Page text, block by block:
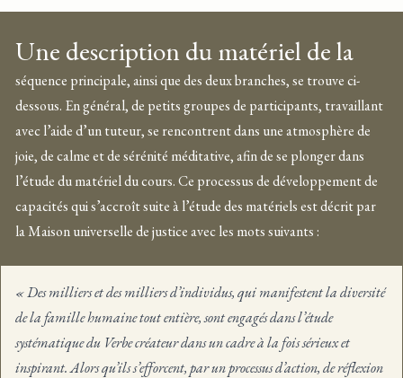
Une description du matériel de la
séquence principale, ainsi que des deux branches, se trouve ci-
dessous. En général, de petits groupes de participants, travaillant
avec l’aide d’un tuteur, se rencontrent dans une atmosphère de
joie, de calme et de sérénité méditative, afin de se plonger dans
l’étude du matériel du cours. Ce processus de développement de
capacités qui s’accroît suite à l’étude des matériels est décrit par
la Maison universelle de justice avec les mots suivants :
« Des milliers et des milliers d’individus, qui manifestent la diversité
de la famille humaine tout entière, sont engagés dans l’étude
systématique du Verbe créateur dans un cadre à la fois sérieux et
inspirant. Alors qu’ils s’efforcent, par un processus d’action, de réflexion